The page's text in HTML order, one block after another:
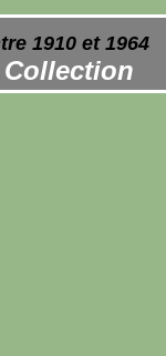
1910 et 1964
Collection